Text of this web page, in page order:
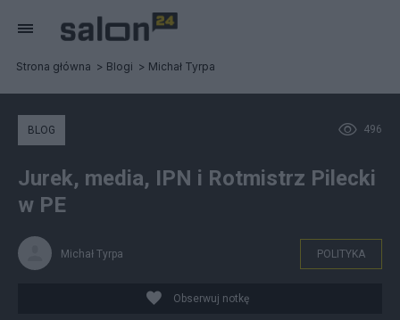
Strona główna Blogi Michał Tyrpa
496
BLOG
Jurek, media, IPN i Rotmistrz Pilecki
w PE
Michał Tyrpa POLITYKA
Obserwuj notkę